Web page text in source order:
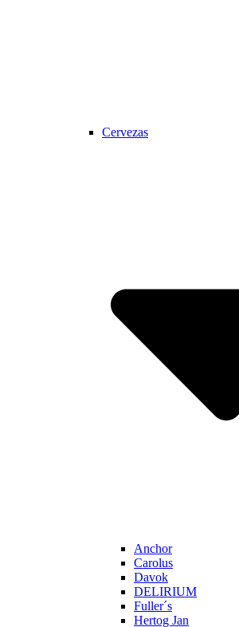
Cervezas
Anchor
Carolus
Davok
DELIRIUM
Fuller´s
Hertog Jan